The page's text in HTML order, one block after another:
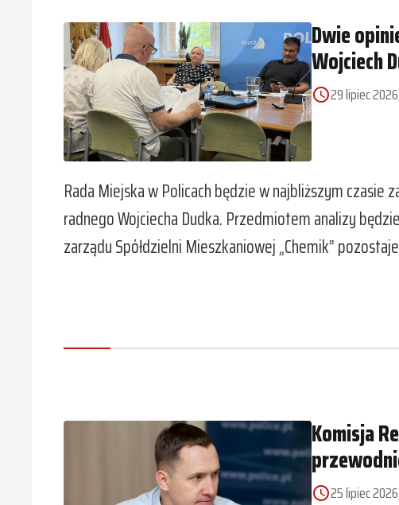
Dwie
Wojciech
access_time29 lipiec
Rada Miejska w Policach będzie w najbliższym czasie
radnego Wojciecha Dudka. Przedmiotem analizy
zarządu Spółdzielni Mieszkaniowej „Chemik”
Komisja
access_time25 lipiec